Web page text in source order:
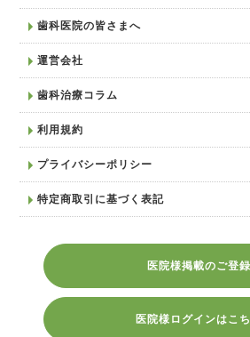
歯科医院の皆さまへ
運営会社
歯科治療コラム
利用規約
プライバシーポリシー
特定商取引に基づく表記
医院様掲載のご登録
医院様ログインはこ